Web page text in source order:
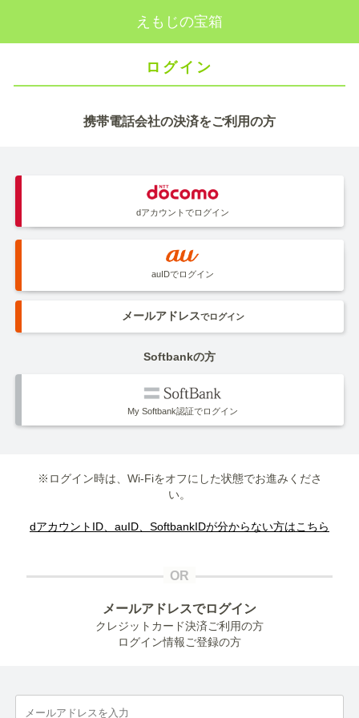
えもじの宝箱
ログイン
携帯電話会社の決済をご利用の方
dアカウントでログイン
auIDでログイン
メールアドレスでログイン
Softbankの方
My Softbank認証でログイン
※ログイン時は、Wi-Fiをオフにした状態でお進みくださ
い。
dアカウントID、auID、SoftbankIDが分からない方はこちら
メールアドレスでログイン
クレジットカード決済ご利用の方
ログイン情報ご登録の方